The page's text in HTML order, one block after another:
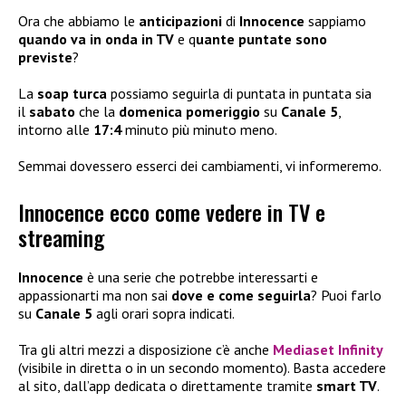
Ora che abbiamo le anticipazioni di Innocence sappiamo
quando va in onda in TV e quante puntate sono
previste?
La soap turca possiamo seguirla di puntata in puntata sia
il sabato che la domenica pomeriggio su Canale 5,
intorno alle 17:4minuto più minuto meno.
Semmai dovessero esserci dei cambiamenti, vi informeremo.
Innocence ecco come vedere in TV e
streaming
Innocence è una serie che potrebbe interessarti e
appassionarti ma non sai dove e come seguirla? Puoi farlo
su Canale 5 agli orari sopra indicati.
Tra gli altri mezzi a disposizione c’è anche Mediaset Infinity
(visibile in diretta o in un secondo momento). Basta accedere
al sito, dall’app dedicata o direttamente tramite smart TV.